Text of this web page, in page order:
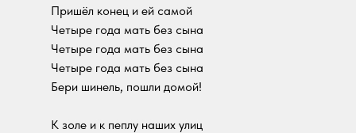
Пришёл конец и ей самой
Четыре года мать без сына
Четыре года мать без сына
Четыре года мать без сына
Бери шинель, пошли домой!
К золе и к пеплу наших улиц